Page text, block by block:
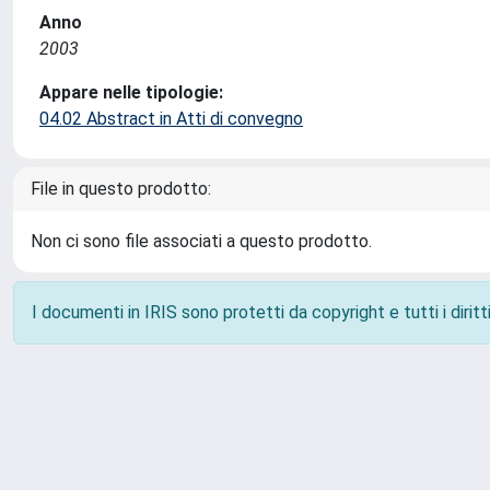
Anno
2003
Appare nelle tipologie:
04.02 Abstract in Atti di convegno
File in questo prodotto:
Non ci sono file associati a questo prodotto.
I documenti in IRIS sono protetti da copyright e tutti i